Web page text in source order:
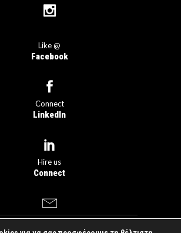
Like @
Facebook
Connect
LinkedIn
Hire us
Connect